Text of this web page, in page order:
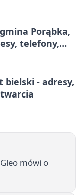
Porąbka,
telefony,
bielski - adresy,
mówi o